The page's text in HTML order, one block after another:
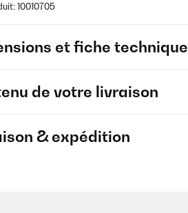
10010705
et fiche technique
de votre livraison
& expédition